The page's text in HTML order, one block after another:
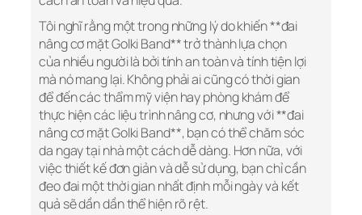
Tôi nghĩ rằng một trong những lý do khiến **đai
nâng cơ mặt Golki Band** trở thành lựa chọn
của nhiều người là bởi tính an toàn và tính tiện lợi
mà nó mang lại. Không phải ai cũng có thời gian
để đến các thẩm mỹ viện hay phòng khám để
thực hiện các liệu trình nâng cơ, nhưng với **đai
nâng cơ mặt Golki Band**, bạn có thể chăm sóc
da ngay tại nhà một cách dễ dàng. Hơn nữa, với
việc thiết kế đơn giản và dễ sử dụng, bạn chỉ cần
đeo đai một thời gian nhất định mỗi ngày và kết
quả sẽ dần dần thể hiện rõ rệt.